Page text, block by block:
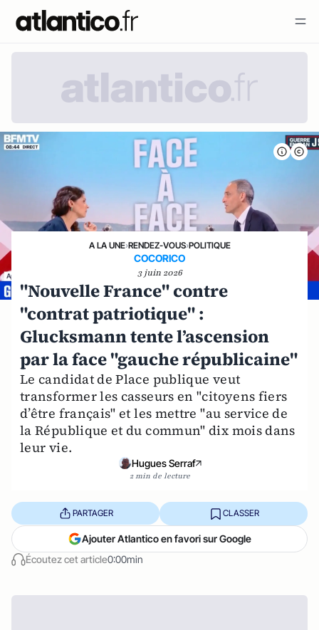
A LA UNE›RENDEZ-VOUS›POLITIQUE
COCORICO
3 juin 2026
"Nouvelle France" contre
"contrat patriotique" :
Glucksmann tente l’ascension
par la face "gauche républicaine"
Le candidat de Place publique veut
transformer les casseurs en "citoyens fiers
d’être français" et les mettre "au service de
la République et du commun" dix mois dans
leur vie.
Hugues Serraf
2 min de lecture
Écoutez cet article0:00min
PARTAGER CLASSER
Ajouter Atlantico en favori sur Google